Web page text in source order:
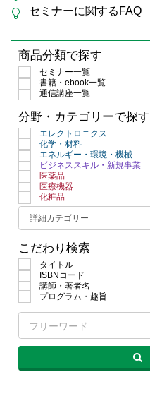
セミナーに関するFAQ
商品分類で探す
セミナー一覧
書籍・ebook一覧
通信講座一覧
分野・カテゴリーで探す
エレクトロニクス
化学・材料
エネルギー・環境・機械
ビジネススキル・新規事業
医薬品
医療機器
化粧品
こだわり検索
タイトル
ISBNコード
講師・著者名
プログラム・趣旨